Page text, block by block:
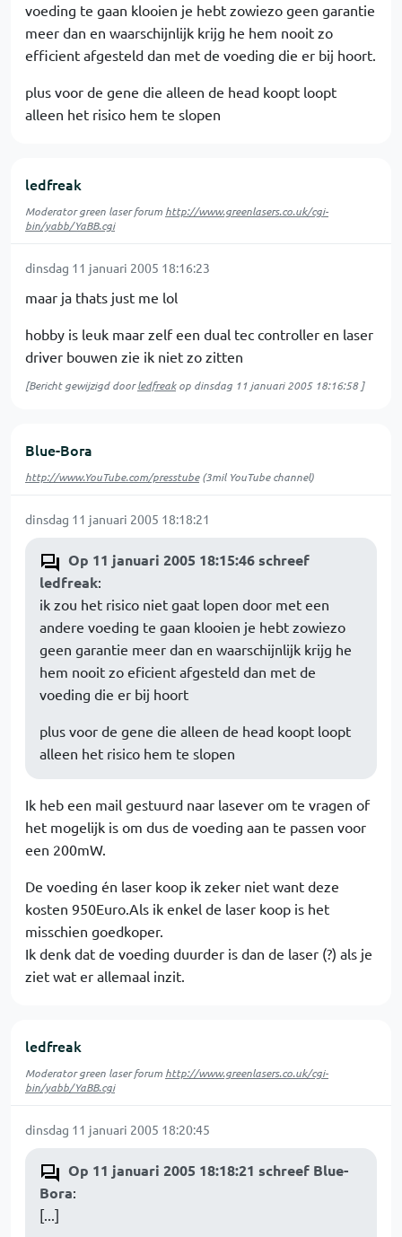
voeding te gaan klooien je hebt zowiezo geen garantie
meer dan en waarschijnlijk krijg he hem nooit zo
efficient afgesteld dan met de voeding die er bij hoort.
plus voor de gene die alleen de head koopt loopt
alleen het risico hem te slopen
ledfreak
Moderator green laser forum http://www.greenlasers.co.uk/cgi-
bin/yabb/YaBB.cgi
dinsdag 11 januari 2005 18:16:23
maar ja thats just me lol
hobby is leuk maar zelf een dual tec controller en laser
driver bouwen zie ik niet zo zitten
[Bericht gewijzigd doorledfreakop dinsdag 11 januari 2005 18:16:58]
Blue-Bora
http://www.YouTube.com/presstube(3mil YouTube channel)
dinsdag 11 januari 2005 18:18:21
Op 11 januari 2005 18:15:46 schreef
ledfreak:
ik zou het risico niet gaat lopen door met een
andere voeding te gaan klooien je hebt zowiezo
geen garantie meer dan en waarschijnlijk krijg he
hem nooit zo eficient afgesteld dan met de
voeding die er bij hoort
plus voor de gene die alleen de head koopt loopt
alleen het risico hem te slopen
Ik heb een mail gestuurd naar lasever om te vragen of
het mogelijk is om dus de voeding aan te passen voor
een 200mW.
De voeding én laser koop ik zeker niet want deze
kosten 950Euro.Als ik enkel de laser koop is het
misschien goedkoper.
Ik denk dat de voeding duurder is dan de laser (?) als je
ziet wat er allemaal inzit.
ledfreak
Moderator green laser forum http://www.greenlasers.co.uk/cgi-
bin/yabb/YaBB.cgi
dinsdag 11 januari 2005 18:20:45
Op 11 januari 2005 18:18:21 schreef Blue-
Bora:
[...]